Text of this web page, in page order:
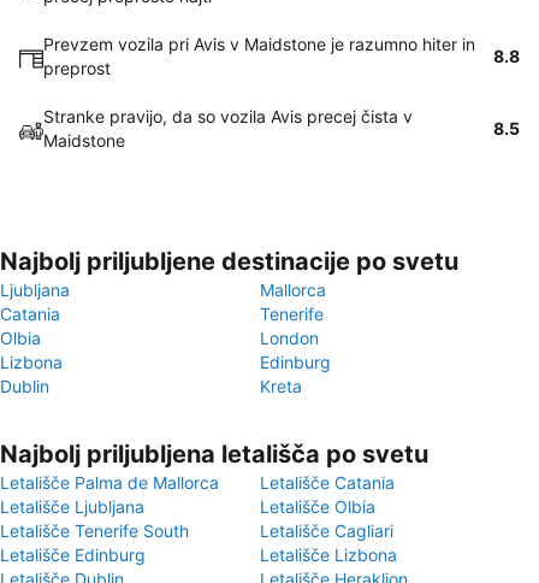
Prevzem vozila pri Avis v Maidstone je razumno hiter in
preprost
8.8
Stranke pravijo, da so vozila Avis precej čista v
Maidstone
8.5
Najbolj priljubljene destinacije po svetu
Ljubljana
Mallorca
Catania
Tenerife
Olbia
London
Lizbona
Edinburg
Dublin
Kreta
Najbolj priljubljena letališča po svetu
Letališče Palma de Mallorca
Letališče Catania
Letališče Ljubljana
Letališče Olbia
Letališče Tenerife South
Letališče Cagliari
Letališče Edinburg
Letališče Lizbona
Letališče Dublin
Letališče Heraklion